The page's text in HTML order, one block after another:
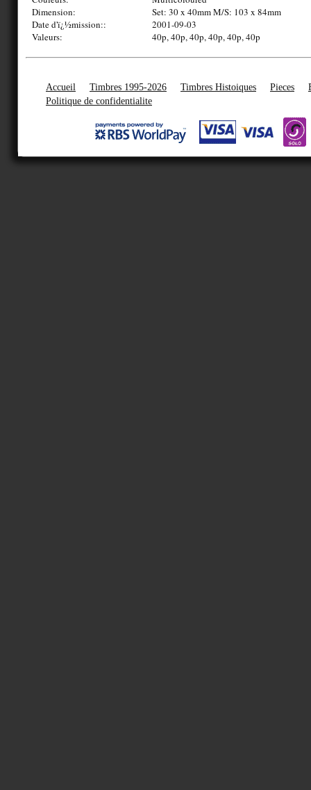
Dimension:
Set: 30 x 40mm M/S: 103 x 84mm
Date d'ï¿½mission::
2001-09-03
Valeurs:
40p, 40p, 40p, 40p, 40p, 40p
Accueil Timbres 1995-2026 Timbres Histoiques Pieces
Politique de confidentialite